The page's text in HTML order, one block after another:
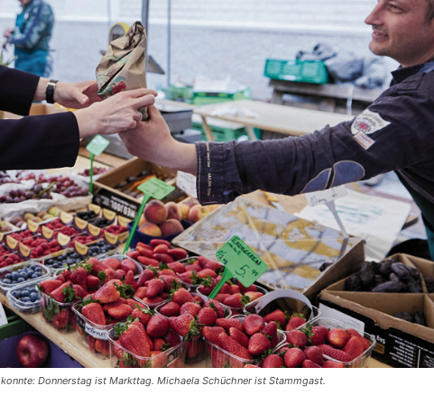
Donnerstag ist Markttag. Michaela Schüchner ist Stammgast.